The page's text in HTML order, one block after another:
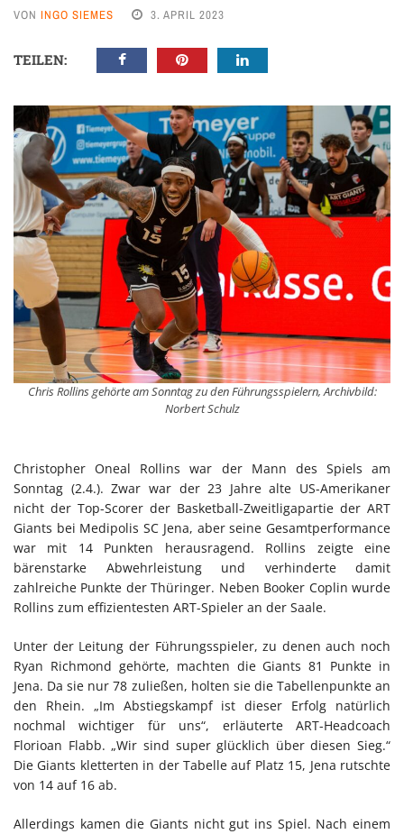
VON INGO SIEMES 3. APRIL 2023
TEILEN:
Chris Rollins gehörte am Sonntag zu den Führungsspielern, Archivbild:
Norbert Schulz
Christopher Oneal Rollins war der Mann des Spiels am
Sonntag (2.4.). Zwar war der 23 Jahre alte US-Amerikaner
nicht der Top-Scorer der Basketball-Zweitligapartie der ART
Giants bei Medipolis SC Jena, aber seine Gesamtperformance
war mit 14 Punkten herausragend. Rollins zeigte eine
bärenstarke Abwehrleistung und verhinderte damit
zahlreiche Punkte der Thüringer. Neben Booker Coplin wurde
Rollins zum effizientesten ART-Spieler an der Saale.
Unter der Leitung der Führungsspieler, zu denen auch noch
Ryan Richmond gehörte, machten die Giants 81 Punkte in
Jena. Da sie nur 78 zuließen, holten sie die Tabellenpunkte an
den Rhein. „Im Abstiegskampf ist dieser Erfolg natürlich
nochmal wichtiger für uns“, erläuterte ART-Headcoach
Florioan Flabb. „Wir sind super glücklich über diesen Sieg.“
Die Giants kletterten in der Tabelle auf Platz 15, Jena rutschte
von 14 auf 16 ab.
Allerdings kamen die Giants nicht gut ins Spiel. Nach einem